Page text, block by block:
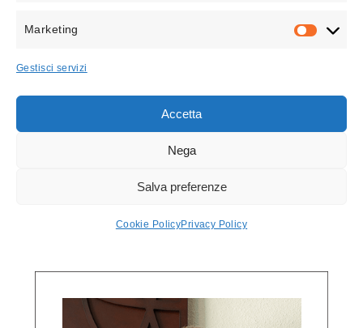
Marketing
Gestisci servizi
Accetta
Nega
Salva preferenze
Cookie PolicyPrivacy Policy